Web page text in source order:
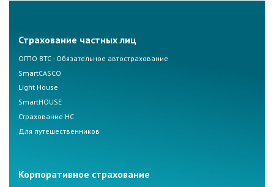
Страхование частных лиц
ОГПО ВТС - Обязательное автострахование
SmartCASCO
Light House
SmartHOUSE
Страхование НС
Для путешественников
Корпоративное страхование